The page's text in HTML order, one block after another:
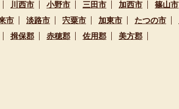
川西市 小野市 三田市 加西市 篠山市
市 淡路市 宍粟市 加東市 たつの市
揖保郡 赤穂郡 佐用郡 美方郡